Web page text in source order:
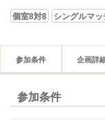
個室8対8 シングルマ
参加条件 企画詳
参加条件